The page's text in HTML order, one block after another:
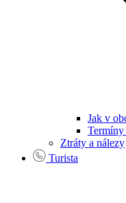
Jak v
Termíny
Ztráty a nálezy
Turista